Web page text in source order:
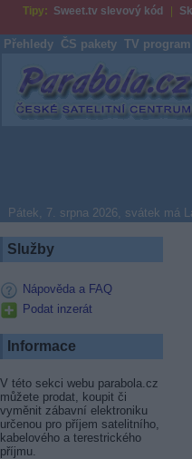
Tipy: Sweet.tv slevový kód
Přehledy ČS pakety TV program
Parabola.cz
Pátek, 7. srpna 2026, svátek má
Služby
Nápověda a FAQ
Podat inzerát
Informace
V této sekci webu parabola.cz
můžete prodat, koupit či
vyměnit zábavní elektroniku
určenou pro příjem satelitního,
kabelového a terestrického
příjmu.